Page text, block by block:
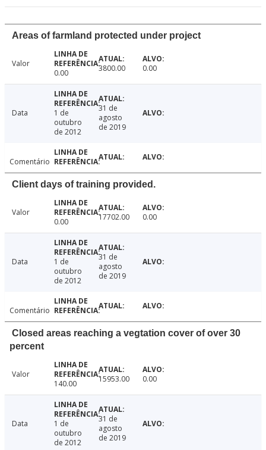
Areas of farmland protected under project
Valor
0.00
3800.00 0.00
Data
1 de
outubro
de 2012
31 de
agosto
de 2019
Comentário
Client days of training provided.
Valor
0.00
17702.00 0.00
Data
1 de
outubro
de 2012
31 de
agosto
de 2019
Comentário
Closed areas reaching a vegtation cover of over 30
percent
Valor
140.00
15953.00 0.00
Data
1 de
outubro
de 2012
31 de
agosto
de 2019